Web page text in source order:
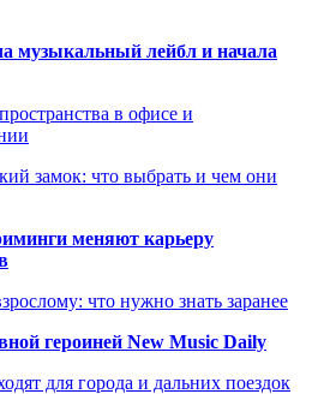
музыкальный лейбл и начала
в офисе и
замок: что выбрать и чем они
меняют карьеру
что нужно знать заранее
героиней New Music Daily
для города и дальних поездок